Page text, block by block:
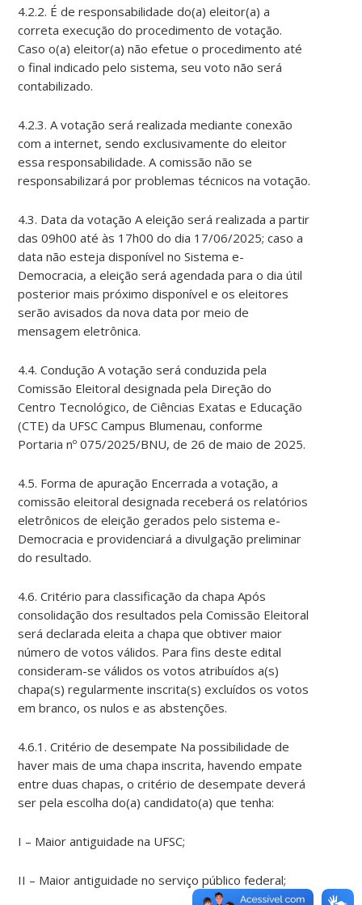
4.2.2. É de responsabilidade do(a) eleitor(a) a
correta execução do procedimento de votação.
Caso o(a) eleitor(a) não efetue o procedimento até
o final indicado pelo sistema, seu voto não será
contabilizado.
4.2.3. A votação será realizada mediante conexão
com a internet, sendo exclusivamente do eleitor
essa responsabilidade. A comissão não se
responsabilizará por problemas técnicos na votação.
4.3. Data da votação A eleição será realizada a partir
das 09h00 até às 17h00 do dia 17/06/2025; caso a
data não esteja disponível no Sistema e-
Democracia, a eleição será agendada para o dia útil
posterior mais próximo disponível e os eleitores
serão avisados da nova data por meio de
mensagem eletrônica.
4.4. Condução A votação será conduzida pela
Comissão Eleitoral designada pela Direção do
Centro Tecnológico, de Ciências Exatas e Educação
(CTE) da UFSC Campus Blumenau, conforme
Portaria nº 075/2025/BNU, de 26 de maio de 2025.
4.5. Forma de apuração Encerrada a votação, a
comissão eleitoral designada receberá os relatórios
eletrônicos de eleição gerados pelo sistema e-
Democracia e providenciará a divulgação preliminar
do resultado.
4.6. Critério para classificação da chapa Após
consolidação dos resultados pela Comissão Eleitoral
será declarada eleita a chapa que obtiver maior
número de votos válidos. Para fins deste edital
consideram-se válidos os votos atribuídos a(s)
chapa(s) regularmente inscrita(s) excluídos os votos
em branco, os nulos e as abstenções.
4.6.1. Critério de desempate Na possibilidade de
haver mais de uma chapa inscrita, havendo empate
entre duas chapas, o critério de desempate deverá
ser pela escolha do(a) candidato(a) que tenha:
I – Maior antiguidade na UFSC;
II – Maior antiguidade no serviço público federal;